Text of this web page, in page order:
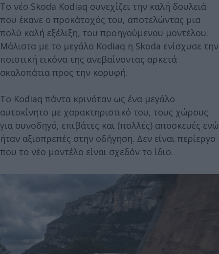
Το νέο Skoda Kodiaq συνεχίζει την καλή δουλειά
που έκανε ο προκάτοχός του, αποτελώντας μια
πολύ καλή εξέλιξη, του προηγούμενου μοντέλου.
Μάλιστα με το μεγάλο Kodiaq η Skoda ενίσχυσε την
ποιοτική εικόνα της ανεβαίνοντας αρκετά
σκαλοπάτια προς την κορυφή.
Το Kodiaq πάντα κρινόταν ως ένα μεγάλο
αυτοκίνητο με χαρακτηριστικό του, τους χώρους
για συνοδηγό, επιβάτες και (πολλές) αποσκευές ενώ
ήταν αξιοπρεπές στην οδήγηση. Δεν είναι περίεργο
που το νέο μοντέλο είναι σχεδόν το ίδιο.